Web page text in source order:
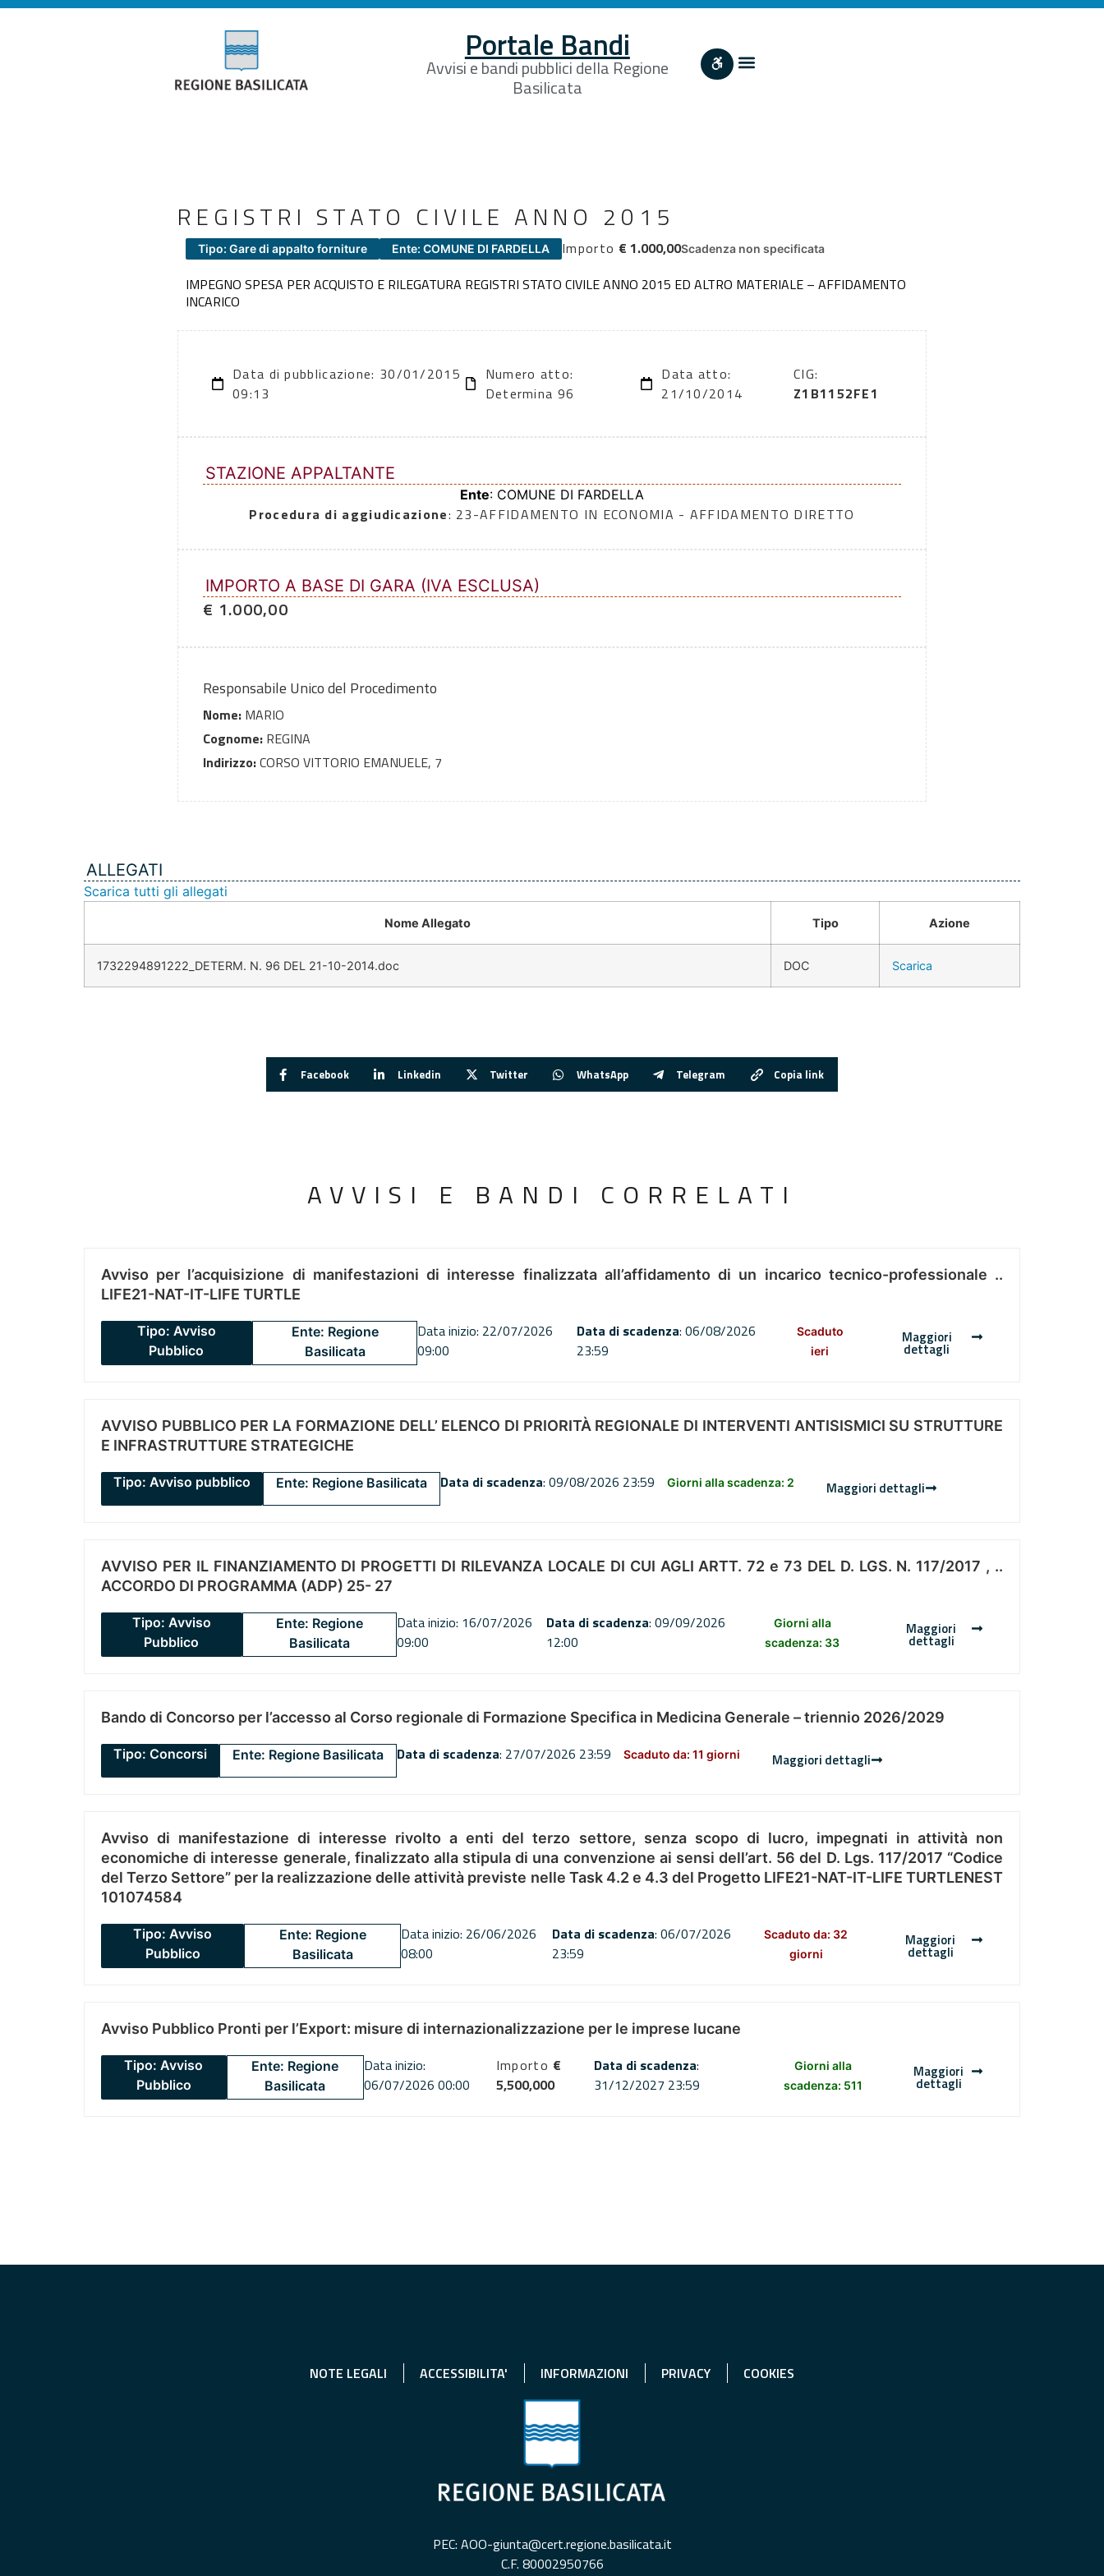
Portale Bandi
Avvisi e bandi pubblici della Regione
Basilicata
REGISTRI STATO CIVILE ANNO 2015
Tipo: Gare di appalto forniture Ente: COMUNE DI FARDELLA Importo € 1.000,00Scadenza non specificata
IMPEGNO SPESA PER ACQUISTO E RILEGATURA REGISTRI STATO CIVILE ANNO 2015 ED ALTRO MATERIALE – AFFIDAMENTO
INCARICO
Data di pubblicazione: 30/01/2015
09:13
Numero atto:
Determina 96
Data atto:
21/10/2014
CIG:
Z1B1152FE1
STAZIONE APPALTANTE
Ente: COMUNE DI FARDELLA
Procedura di aggiudicazione: 23-AFFIDAMENTO IN ECONOMIA - AFFIDAMENTO DIRETTO
IMPORTO A BASE DI GARA (IVA ESCLUSA)
€ 1.000,00
Responsabile Unico del Procedimento
Nome: MARIO
Cognome: REGINA
Indirizzo:CORSO VITTORIO EMANUELE, 7
ALLEGATI
Scarica tutti gli allegati
Nome Allegato Tipo Azione
1732294891222_DETERM. N. 96 DEL 21-10-2014.doc DOC Scarica
Facebook Linkedin Twitter WhatsApp Telegram Copia link
AVVISI E BANDI CORRELATI
Avviso per l’acquisizione di manifestazioni di interesse finalizzata all’affidamento di un incarico tecnico-professionale ..
LIFE21-NAT-IT-LIFE TURTLE
Tipo: Avviso
Pubblico
Ente: Regione
Basilicata
Data inizio: 22/07/2026
09:00
Data di scadenza: 06/08/2026
23:59
Scaduto
ieri
Maggiori
dettagli
AVVISO PUBBLICO PER LA FORMAZIONE DELL’ ELENCO DI PRIORITÀ REGIONALE DI INTERVENTI ANTISISMICI SU STRUTTURE
E INFRASTRUTTURE STRATEGICHE
Tipo: Avviso pubblico Ente: Regione Basilicata Data di scadenza: 09/08/2026 23:59 Giorni alla scadenza: 2 Maggiori dettagli
AVVISO PER IL FINANZIAMENTO DI PROGETTI DI RILEVANZA LOCALE DI CUI AGLI ARTT. 72 e 73 DEL D. LGS. N. 117/2017 , ..
ACCORDO DI PROGRAMMA (ADP) 25- 27
Tipo: Avviso
Pubblico
Ente: Regione
Basilicata
Data inizio: 16/07/2026
09:00
Data di scadenza: 09/09/2026
12:00
Giorni alla
scadenza: 33
Maggiori
dettagli
Bando di Concorso per l’accesso al Corso regionale di Formazione Specifica in Medicina Generale – triennio 2026/2029
Tipo: Concorsi Ente: Regione Basilicata Data di scadenza: 27/07/2026 23:59 Scaduto da: 11 giorni Maggiori dettagli
Avviso di manifestazione di interesse rivolto a enti del terzo settore, senza scopo di lucro, impegnati in attività non
economiche di interesse generale, finalizzato alla stipula di una convenzione ai sensi dell’art. 56 del D. Lgs. 117/2017 “Codice
del Terzo Settore” per la realizzazione delle attività previste nelle Task 4.2 e 4.3 del Progetto LIFE21-NAT-IT-LIFE TURTLENEST
101074584
Tipo: Avviso
Pubblico
Ente: Regione
Basilicata
Data inizio: 26/06/2026
08:00
Data di scadenza: 06/07/2026
23:59
Scaduto da: 32
giorni
Maggiori
dettagli
Avviso Pubblico Pronti per l’Export: misure di internazionalizzazione per le imprese lucane
Tipo: Avviso
Pubblico
Ente: Regione
Basilicata
Data inizio:
06/07/2026 00:00
Importo €
5,500,000
Data di scadenza:
31/12/2027 23:59
Giorni alla
scadenza: 511
Maggiori
dettagli
NOTE LEGALI ACCESSIBILITA' INFORMAZIONI PRIVACY COOKIES
PEC: AOO-giunta@cert.regione.basilicata.it
C.F. 80002950766